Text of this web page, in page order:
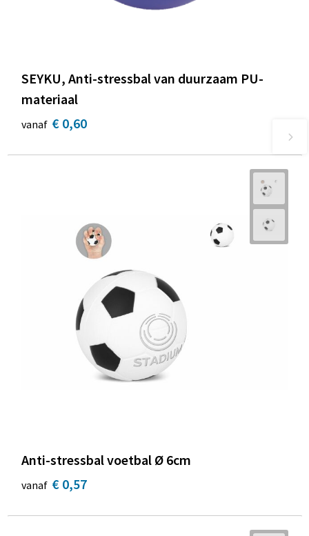
SEYKU, Anti-stressbal van duurzaam PU-
materiaal
vanaf € 0,60
Anti-stressbal voetbal Ø 6cm
vanaf € 0,57